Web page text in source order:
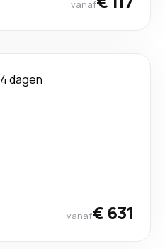
vanaf
4 dagen
vanaf€ 631